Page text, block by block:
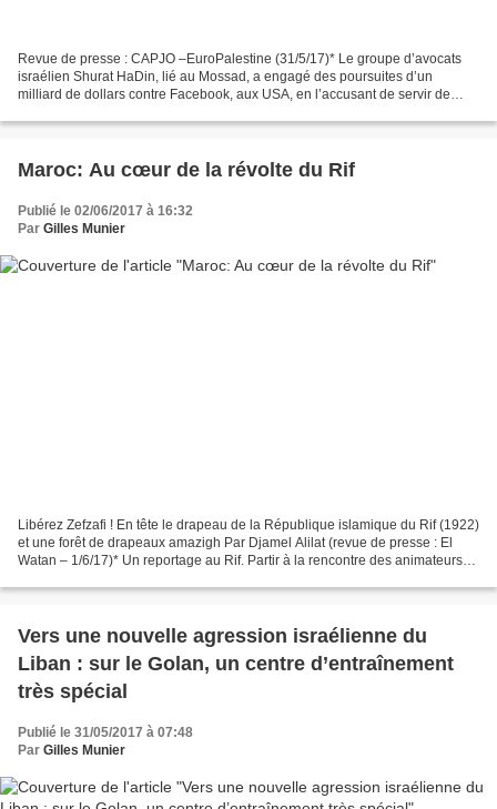
Revue de presse : CAPJO –EuroPalestine (31/5/17)* Le groupe d’avocats
israélien Shurat HaDin, lié au Mossad, a engagé des poursuites d’un
milliard de dollars contre Facebook, aux USA, en l’accusant de servir de
Maroc: Au cœur de la révolte du Rif
Publié le 02/06/2017 à 16:32
Par Gilles Munier
Libérez Zefzafi ! En tête le drapeau de la République islamique du Rif (1922)
et une forêt de drapeaux amazigh Par Djamel Alilat (revue de presse : El
Watan – 1/6/17)* Un reportage au Rif. Partir à la rencontre des animateurs
Vers une nouvelle agression israélienne du
Liban : sur le Golan, un centre d’entraînement
très spécial
Publié le 31/05/2017 à 07:48
Par Gilles Munier